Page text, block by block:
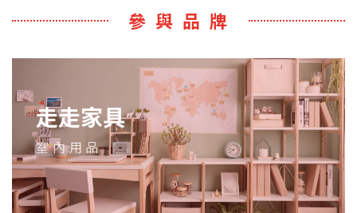
參與品牌
走走家具
室內用品